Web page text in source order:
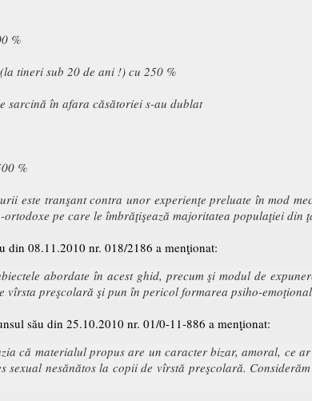
%
tineri sub 20 de ani !) cu 250 %
sarcină în afara căsătoriei s-au dublat
%
este tranşant contra unor experienţe preluate în mod
pe care le îmbrăţişează majoritatea populaţiei din
din 08.11.2010 nr. 018/2186 a menţionat:
abordate în acest ghid, precum şi modul de
vîrsta preşcolară şi pun în pericol formarea psiho-
său din 25.10.2010 nr. 01/0-11-886 a menţionat:
că materialul propus are un caracter bizar, amoral, ce
sexual nesănătos la copii de vîrstă preşcolară.